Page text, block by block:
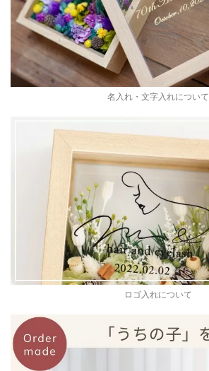
名入れ・文字入れについて
ロゴ入れについて